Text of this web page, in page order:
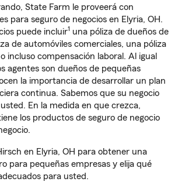
State Farm le proveerá con
para seguro de negocios en Elyria, OH.
puede incluir1 una póliza de dueños de
de automóviles comerciales, una póliza
incluso compensación laboral. Al igual
agentes son dueños de pequeñas
la importancia de desarrollar un plan
continua. Sabemos que su negocio
En la medida en que crezca,
los productos de seguro de negocio
en Elyria, OH para obtener una
para pequeñas empresas y elija qué
para usted.